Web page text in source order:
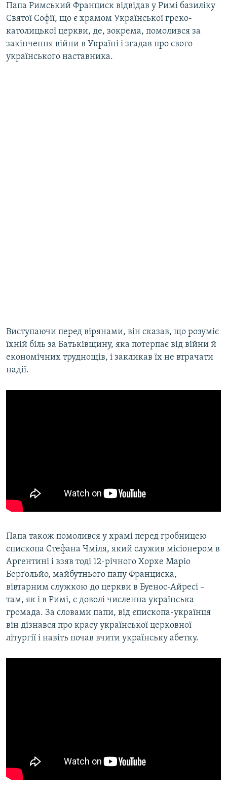
Папа Римський Франциск відвідав у Римі базиліку
Святої Софії, що є храмом Української греко-
католицької церкви, де, зокрема, помолився за
закінчення війни в Україні і згадав про свого
українського наставника.
Виступаючи перед вірянами, він сказав, що розуміє
їхній біль за Батьківщину, яка потерпає від війни й
економічних труднощів, і закликав їх не втрачати
надії.
Папа також помолився у храмі перед гробницею
єпископа Стефана Чміля, який служив місіонером в
Аргентині і взяв тоді 12-річного Хорхе Маріо
Берґольйо, майбутнього папу Франциска,
вівтарним служкою до церкви в Буенос-Айресі –
там, як і в Римі, є доволі численна українська
громада. За словами папи, від єпископа-українця
він дізнався про красу української церковної
літургії і навіть почав вчити українську абетку.